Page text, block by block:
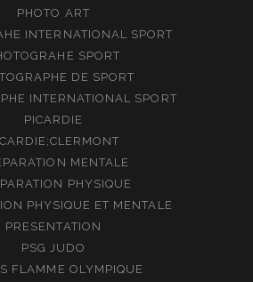
PHOTO ART
INTERNATIONAL SPORT
SPORT
DE SPORT
INTERNATIONAL SPORT
PICARDIE
MENTALE
PHYSIQUE
PHYSIQUE ET MENTALE
PRESENTATION
PSG JUDO
FLAMME OLYMPIQUE